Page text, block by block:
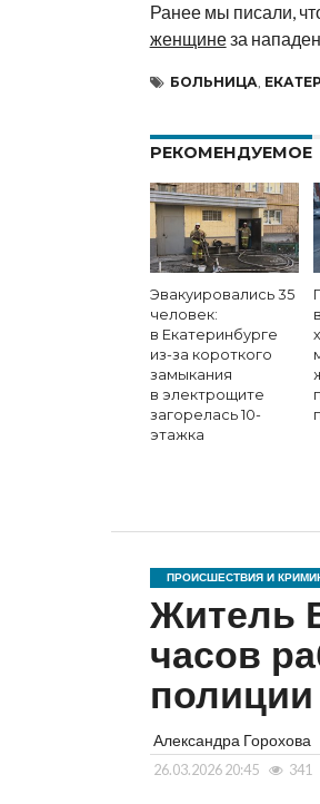
Ранее мы писали,
женщинеза
БОЛЬНИЦА,
РЕКОМЕНДУЕМОЕ
Эвакуировались 35
человек:
в Екатеринбурге
из-за короткого
замыкания
в электрощите
загорелась 10-
этажка
ПРОИСШЕСТВИЯ И
Житель
часов
полиции
Александра Горохова
26.03.2026 20:45 341